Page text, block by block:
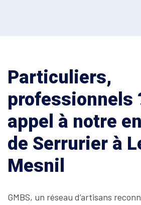
Particuliers,
professionnels
appel à notre
de Serrurier à
Mesnil
GMBS, un réseau d’artisans